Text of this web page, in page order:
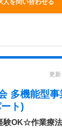
人を問い合わせる
更
多機能型事
ト)
験OK☆作業療